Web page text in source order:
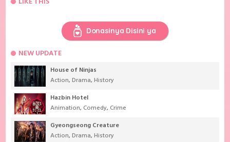
Donasinya Disini ya
NEW UPDATE
House of Ninjas
Action,Drama,History
Hazbin Hotel
Animation, Comedy, Crime
Gyeongseong Creature
Action,Drama,History